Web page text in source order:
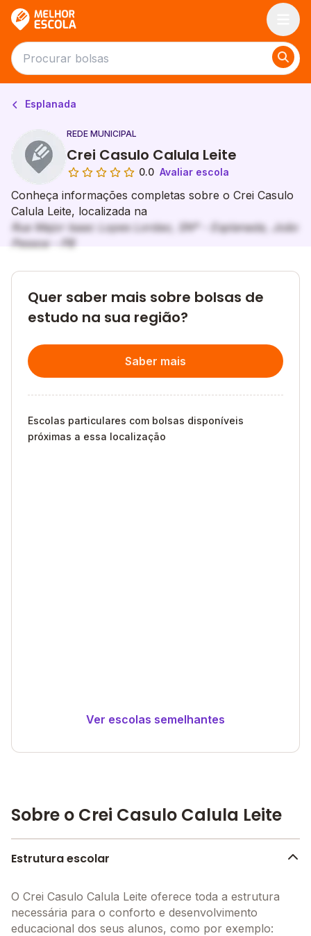
Esplanada
REDE MUNICIPAL
Crei Casulo Calula Leite
0.0 Avaliar escola
Conheça informações completas sobre o Crei Casulo
Calula Leite, localizada na
Rua Major Isaac Lopes Lordao, SNº - Esplanada, João
Pessoa - PB
Quer saber mais sobre bolsas de
estudo na sua região?
Saber mais
Escolas particulares com bolsas disponíveis
próximas a essa localização
Ver escolas semelhantes
Sobre o Crei Casulo Calula Leite
Estrutura escolar
O Crei Casulo Calula Leite oferece toda a estrutura
necessária para o conforto e desenvolvimento
educacional dos seus alunos, como por exemplo: